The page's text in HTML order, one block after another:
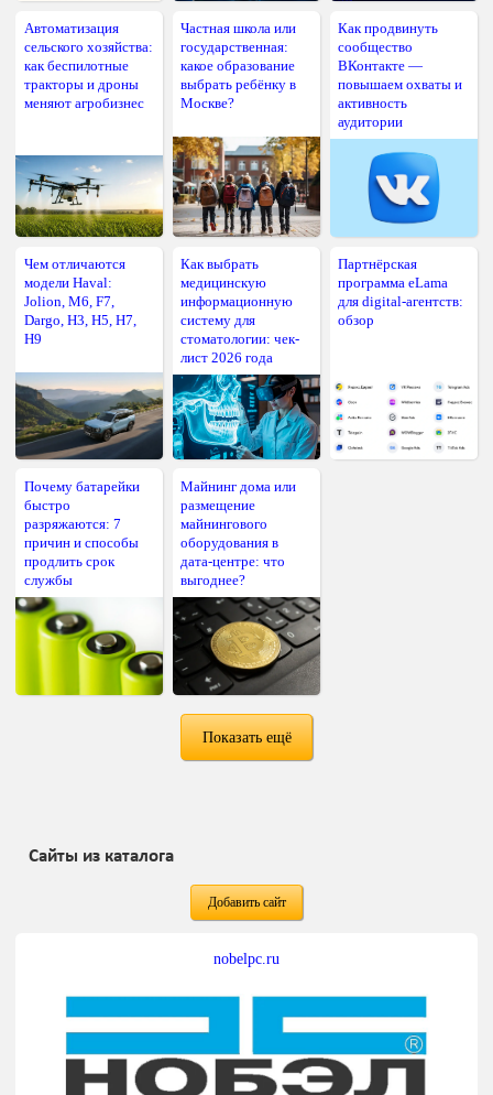
Автоматизация
сельского хозяйства:
как беспилотные
тракторы и дроны
меняют агробизнес
Частная школа или
государственная:
какое образование
выбрать ребёнку в
Москве?
Как продвинуть
сообщество
ВКонтакте —
повышаем охваты и
активность
аудитории
Чем отличаются
модели Haval:
Jolion, M6, F7,
Dargo, H3, H5, H7,
H9
Как выбрать
медицинскую
информационную
систему для
стоматологии: чек-
лист 2026 года
Партнёрская
программа eLama
для digital-агентств:
обзор
Почему батарейки
быстро
разряжаются: 7
причин и способы
продлить срок
службы
Майнинг дома или
размещение
майнингового
оборудования в
дата-центре: что
выгоднее?
Показать ещё
Сайты из каталога
Добавить сайт
nobelpc.ru